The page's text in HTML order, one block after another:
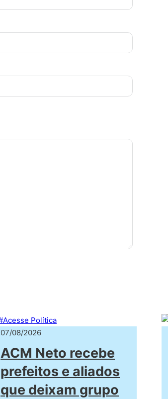
07/08/2026
ACM Neto recebe
prefeitos e aliados
que deixam grupo